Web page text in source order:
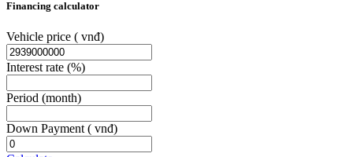
Financing calculator
Vehicle price ( vnđ)
Interest rate (%)
Period (month)
Down Payment ( vnđ)